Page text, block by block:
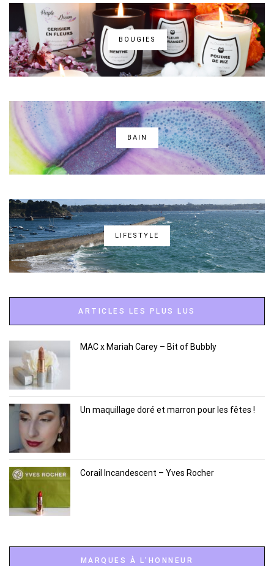
BOUGIES
BAIN
LIFESTYLE
ARTICLES LES PLUS LUS
MAC x Mariah Carey – Bit of Bubbly
Un maquillage doré et marron pour les fêtes !
Corail Incandescent – Yves Rocher
MARQUES À L’HONNEUR